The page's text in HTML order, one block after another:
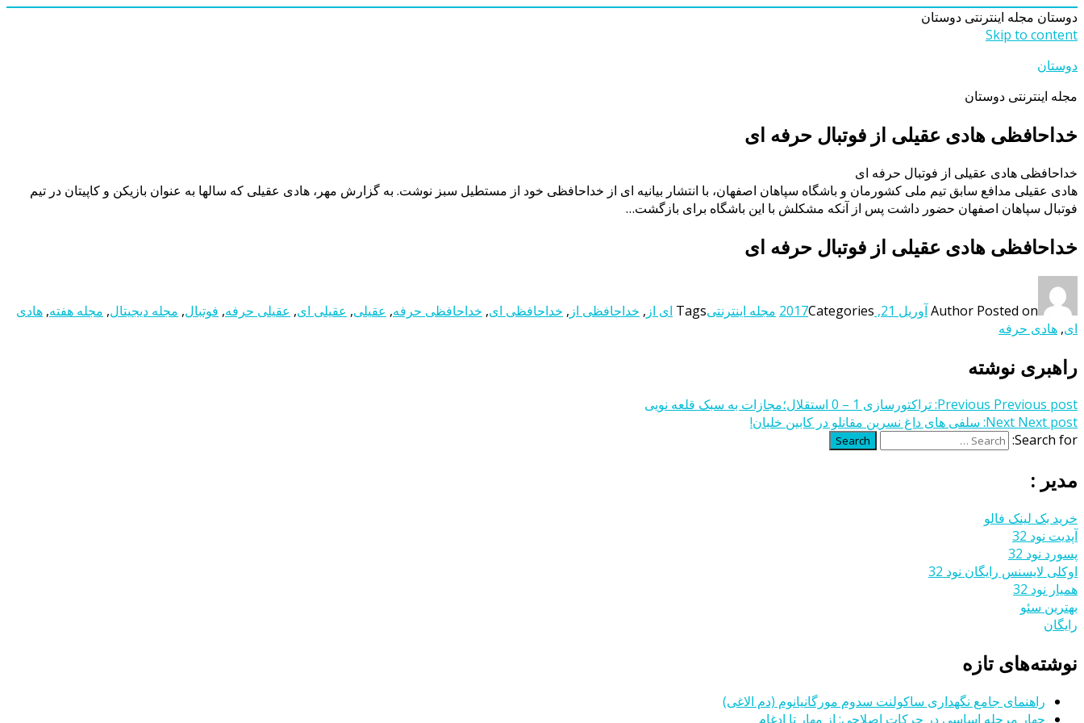
دوستان مجله اینترنتی دوستان
Skip to content
دوستان
مجله اینترنتی دوستان
خداحافظی هادی عقیلی از فوتبال حرفه ای
خداحافظی هادی عقیلی از فوتبال حرفه ای
هادی عقیلی مدافع سابق تیم ملی کشورمان و باشگاه سپاهان اصفهان، با انتشار بیانیه ای از خداحافظی خود از مستطیل سبز نوشت. به گزارش مهر، هادی عقیلی که سالها به عنوان بازیکن و کاپیتان در تیم
فوتبال سپاهان اصفهان حضور داشت پس از آنکه مشکلش با این باشگاه برای بازگشت…
خداحافظی هادی عقیلی از فوتبال حرفه ای
Author Posted on آوریل 21, 2017 Categories مجله اینترنتیTags ای از , خداحافظی از , خداحافظی ای, خداحافظی حرفه, عقیلی, عقیلی ای, عقیلی حرفه, فوتبال, مجله دیجیتال, مجله هفته, هادی
ای, هادی حرفه
راهبری نوشته
Previous Previous post:
تراکتورسازی 1 – 0 استقلال؛مجازات به سبک قلعه نویی
Next Next post:
سلفی های داغ نسرین مقانلو در کابین خلبان!
Search for:
Search
مدیر :
خرید بک لینک فالو
آپدیت نود 32
پسورد نود 32
اوکلی لایسنس رایگان نود 32
همیار نود 32
بهترین سئو
رایگان
نوشته‌های تازه
راهنمای جامع نگهداری ساکولنت سدوم مورگانیانوم (دم الاغی)
چهار مرحله اساسی در حرکات اصلاحی: از مهار تا ادغام